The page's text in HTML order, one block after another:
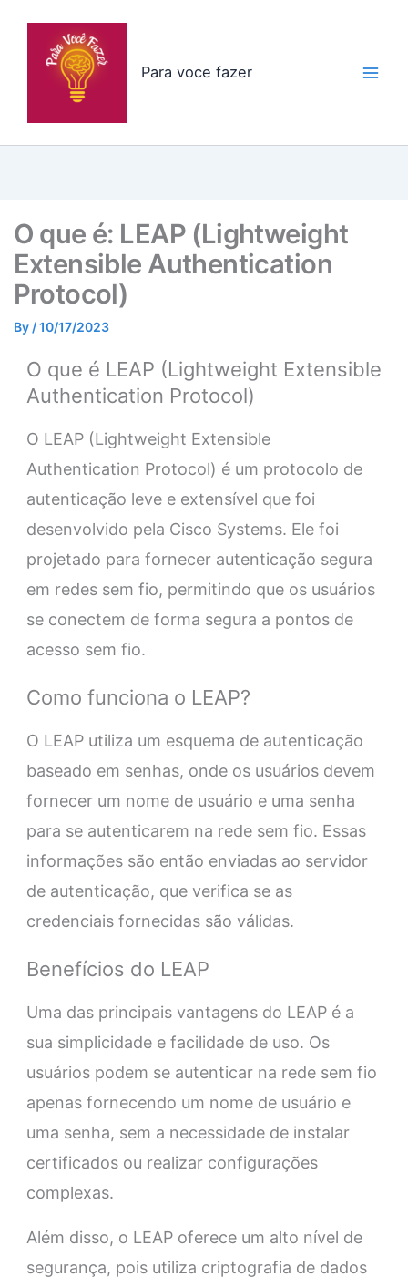
Para voce fazer
O que é: LEAP (Lightweight
Extensible Authentication
Protocol)
By /10/17/2023
O que é LEAP (Lightweight Extensible
Authentication Protocol)
O LEAP (Lightweight Extensible
Authentication Protocol) é um protocolo de
autenticação leve e extensível que foi
desenvolvido pela Cisco Systems. Ele foi
projetado para fornecer autenticação segura
em redes sem fio, permitindo que os usuários
se conectem de forma segura a pontos de
acesso sem fio.
Como funciona o LEAP?
O LEAP utiliza um esquema de autenticação
baseado em senhas, onde os usuários devem
fornecer um nome de usuário e uma senha
para se autenticarem na rede sem fio. Essas
informações são então enviadas ao servidor
de autenticação, que verifica se as
credenciais fornecidas são válidas.
Benefícios do LEAP
Uma das principais vantagens do LEAP é a
sua simplicidade e facilidade de uso. Os
usuários podem se autenticar na rede sem fio
apenas fornecendo um nome de usuário e
uma senha, sem a necessidade de instalar
certificados ou realizar configurações
complexas.
Além disso, o LEAP oferece um alto nível de
segurança, pois utiliza criptografia de dados